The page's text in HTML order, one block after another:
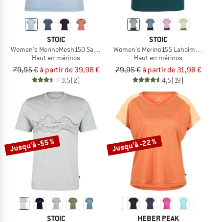
STOIC
Women's MerinoMesh150 SadjemSt. T-Shirt
Haut en mérinos
79,95 € à partir de 39,98 €
3,5(2)
STOIC
Women's Merino155 LaholmSt.
Haut en mérinos
79,95 € à partir de 31,98 €
4,5(19)
Jusqu'à -55 %
STOIC
Jusqu'à -22 %
HEBER PEAK